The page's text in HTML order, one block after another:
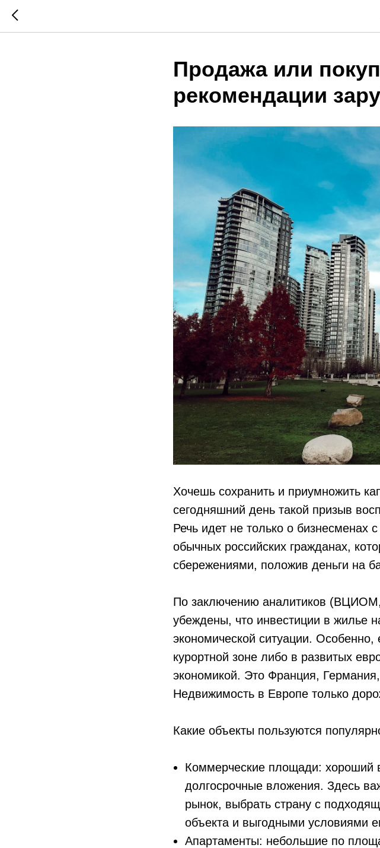
Продажа или
рекомендации
Хочешь сохранить и приумножить
сегодняшний день такой призыв
Речь идет не только о
обычных российских гражданах,
сбережениями, положив деньги на
По заключению аналитиков
убеждены, что инвестиции в жилье
экономической ситуации.
курортной зоне либо в развитых
экономикой. Это Франция,
Недвижимость в Европе только
Какие объекты пользуются
Коммерческие площади: хороший
долгосрочные вложения. Здесь
рынок, выбрать страну с
объекта и выгодными условиями
Апартаменты: небольшие по